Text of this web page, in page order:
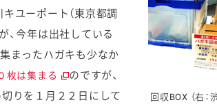
回収BOX （右
ユーポート（東京都調
、今年は出社している
まったハガキも少なか
枚は集まる
のですが、
りを１月２２日にして